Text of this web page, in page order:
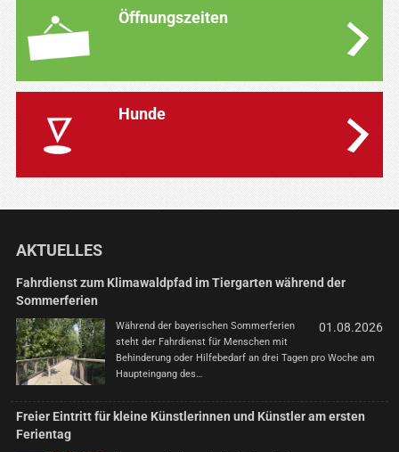
Öffnungszeiten
Hunde
AKTUELLES
Fahrdienst zum Klimawaldpfad im Tiergarten während der
Sommerferien
01.08.2026
Während der bayerischen Sommerferien
steht der Fahrdienst für Menschen mit
Behinderung oder Hilfebedarf an drei Tagen pro Woche am
Haupteingang des…
Freier Eintritt für kleine Künstlerinnen und Künstler am ersten
Ferientag